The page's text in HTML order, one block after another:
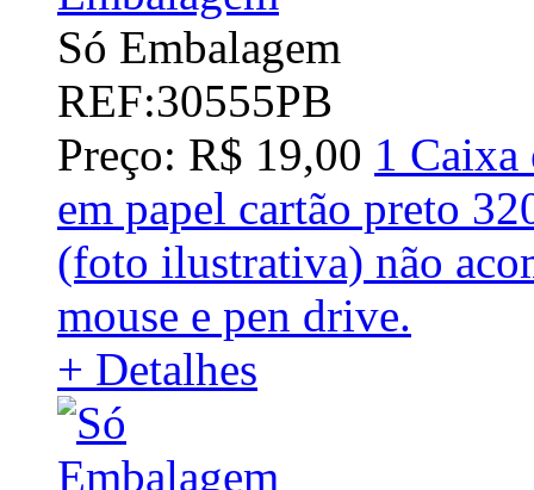
Só Embalagem
REF:30555PB
Preço: R$ 19,00 1
em papel cartão preto
(foto ilustrativa) não
mouse e pen drive.
+ Detalhes